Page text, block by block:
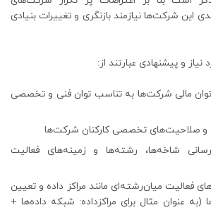
این شرکت‌ها نیازمند بازنگری و تغییرات بنیادی
نیاز و پیشنهادی عبارتند از:
مالی شرکت‌ها به تناسب توان فنی و تخصصی
و صلاحیت‌های تخصصی کارکنان شرکت‌ها
شاخه‌ها، رشته‌ها و زمینه‌های فعالیت
فعالیت میان‌رشته‌ای مانند مراکز داده و تعیین
(به عنوان مثال برای مراکزداده: شبکه داده‌ها +